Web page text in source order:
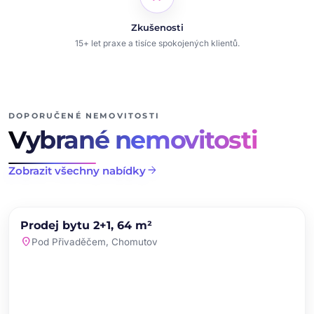
Zkušenosti
15+ let praxe a tisíce spokojených klientů.
DOPORUČENÉ NEMOVITOSTI
Vybrané nemovitosti
Zobrazit všechny nabídkyarrow_forward
PRODEJ NOVINKA
Prodej bytu 2+1, 64 m²
location_onPod Přivaděčem, Chomutov